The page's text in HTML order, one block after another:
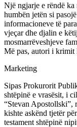
Një ngjarje e rëndë ka
humbën jetën si
informacioneve të
vjeçar dhe djalin e
mosmarrëveshjeve
Më pas, autori i krimit
Marketing
Sipas Prokurorit
shtëpinë e vrasësit, i
“Stevan Apostollski”,
kishte askënd tjetër
testament shtëpinë